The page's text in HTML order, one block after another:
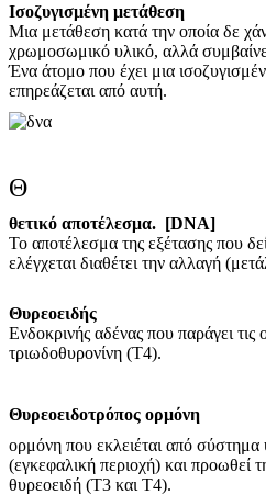
Ισοζυγισμένη μετάθεση
Μια μετάθεση κατά την οποία δε
χρωμοσωμικό υλικό, αλλά
Ένα άτομο που έχει μια
επηρεάζεται από αυτή.
Θ
θετικό αποτέλεσμα. [DNA]
Το αποτέλεσμα της εξέτασης που
ελέγχεται διαθέτει την αλλαγή
Θυρεοειδής
Ενδοκρινής αδένας που παράγει
τριωδοθυρονίνη (Τ4).
Θυρεοειδοτρόπος ορμόνη
ορμόνη που εκλειέται από
(εγκεφαλική περιοχή) και προωθεί
θυρεοειδή (Τ3 και Τ4).